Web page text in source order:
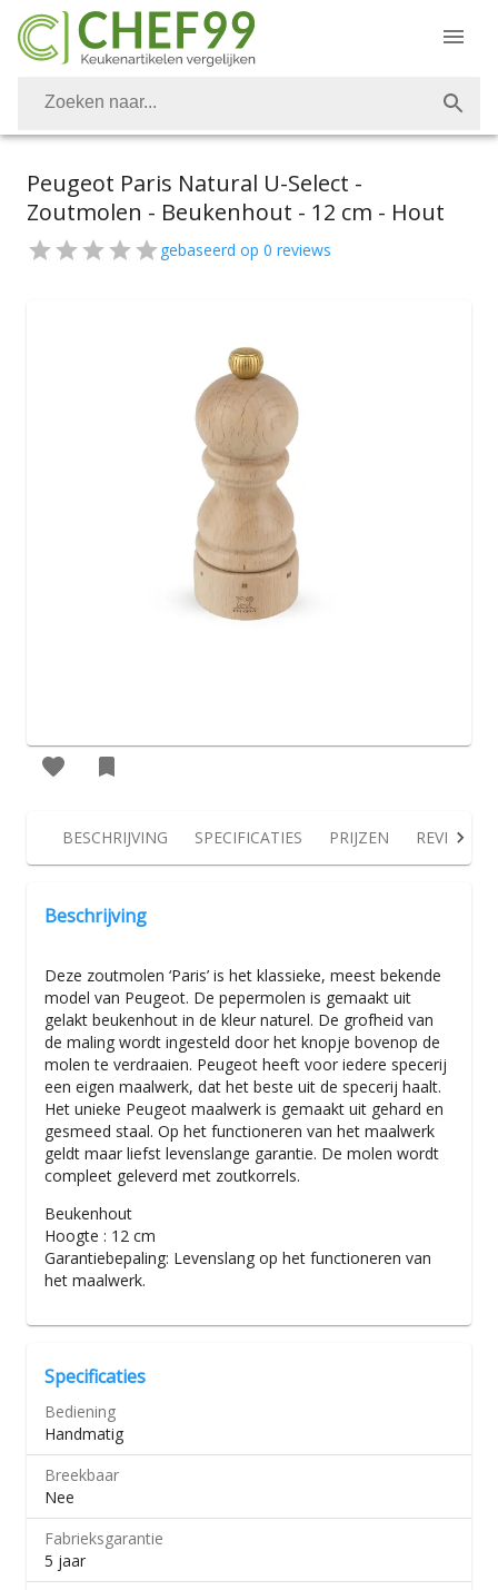
Peugeot Paris Natural U-Select -
Zoutmolen - Beukenhout - 12 cm - Hout
gebaseerd op 0 reviews
BESCHRIJVING SPECIFICATIES PRIJZEN REVIEWS
Beschrijving
Deze zoutmolen ‘Paris’ is het klassieke, meest bekende
model van Peugeot. De pepermolen is gemaakt uit
gelakt beukenhout in de kleur naturel. De grofheid van
de maling wordt ingesteld door het knopje bovenop de
molen te verdraaien. Peugeot heeft voor iedere specerij
een eigen maalwerk, dat het beste uit de specerij haalt.
Het unieke Peugeot maalwerk is gemaakt uit gehard en
gesmeed staal. Op het functioneren van het maalwerk
geldt maar liefst levenslange garantie. De molen wordt
compleet geleverd met zoutkorrels.
Beukenhout
Hoogte : 12 cm
Garantiebepaling: Levenslang op het functioneren van
het maalwerk.
Specificaties
Bediening
Handmatig
Breekbaar
Nee
Fabrieksgarantie
5 jaar